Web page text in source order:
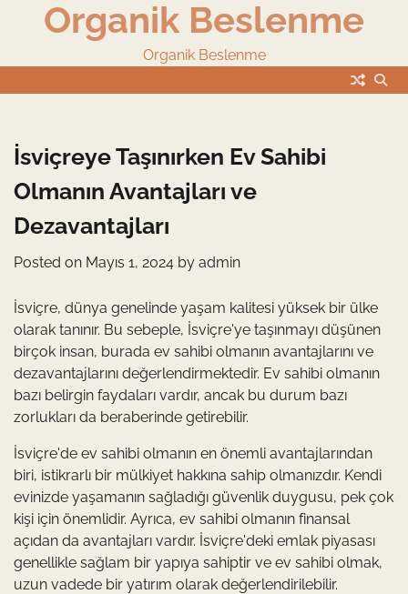
Organik Beslenme
Organik Beslenme
İsviçreye Taşınırken Ev Sahibi
Olmanın Avantajları ve
Dezavantajları
Posted on Mayıs 1, 2024 by admin
İsviçre, dünya genelinde yaşam kalitesi yüksek bir ülke
olarak tanınır. Bu sebeple, İsviçre'ye taşınmayı düşünen
birçok insan, burada ev sahibi olmanın avantajlarını ve
dezavantajlarını değerlendirmektedir. Ev sahibi olmanın
bazı belirgin faydaları vardır, ancak bu durum bazı
zorlukları da beraberinde getirebilir.
İsviçre'de ev sahibi olmanın en önemli avantajlarından
biri, istikrarlı bir mülkiyet hakkına sahip olmanızdır. Kendi
evinizde yaşamanın sağladığı güvenlik duygusu, pek çok
kişi için önemlidir. Ayrıca, ev sahibi olmanın finansal
açıdan da avantajları vardır. İsviçre'deki emlak piyasası
genellikle sağlam bir yapıya sahiptir ve ev sahibi olmak,
uzun vadede bir yatırım olarak değerlendirilebilir.